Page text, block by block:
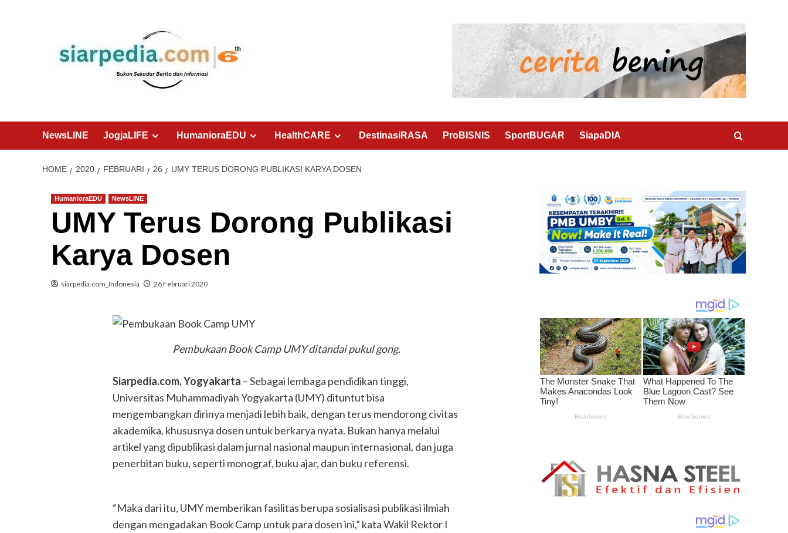
NewsLINE JogjaLIFE HumanioraEDU HealthCARE DestinasiRASA ProBISNIS SportBUGAR SiapaDIA
HOME 2020 FEBRUARI 26 UMY TERUS DORONG PUBLIKASI KARYA DOSEN
HumanioraEDU NewsLINE
UMY Terus Dorong Publikasi
Karya Dosen
siarpedia.com_Indonesia 26 Februari 2020
Pembukaan Book Camp UMY ditandai pukul gong.
Siarpedia.com, Yogyakarta – Sebagai lembaga pendidikan tinggi,
Universitas Muhammadiyah Yogyakarta (UMY) dituntut bisa
mengembangkan dirinya menjadi lebih baik, dengan terus mendorong civitas
akademika, khususnya dosen untuk berkarya nyata. Bukan hanya melalui
artikel yang dipublikasi dalam jurnal nasional maupun internasional, dan juga
penerbitan buku, seperti monograf, buku ajar, dan buku referensi.
“Maka dari itu, UMY memberikan fasilitas berupa sosialisasi publikasi ilmiah
dengan mengadakan Book Camp untuk para dosen ini,” kata Wakil Rektor I